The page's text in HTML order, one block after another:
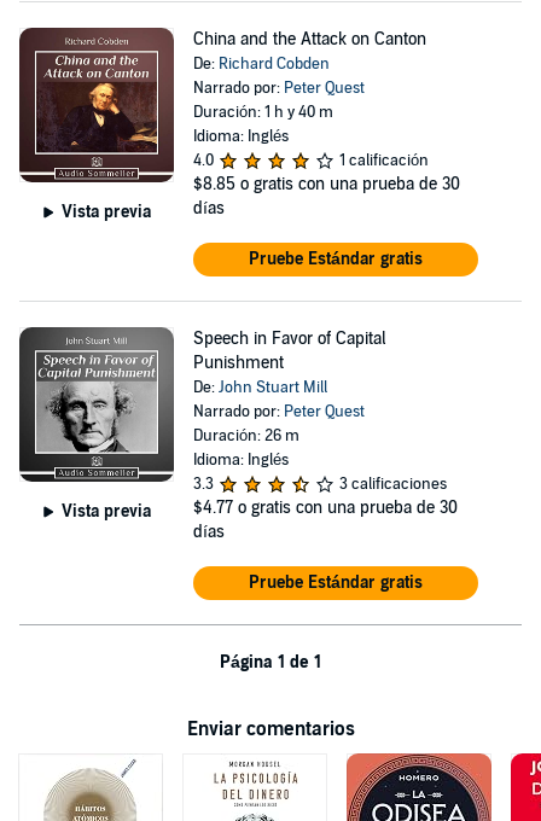
Vista previa
China and the Attack on Canton
De: Richard Cobden
Narrado por: Peter Quest
Duración: 1 h y 40 m
Idioma: Inglés
4.0
1 calificación
$8.85 o gratis con una prueba de 30
días
Pruebe Estándar gratis
Vista previa
Speech in Favor of Capital
Punishment
De:John Stuart Mill
Narrado por: Peter Quest
Duración: 26 m
Idioma: Inglés
3.3
3 calificaciones
$4.77 o gratis con una prueba de 30
días
Pruebe Estándar gratis
Página 1 de 1
Enviar comentarios